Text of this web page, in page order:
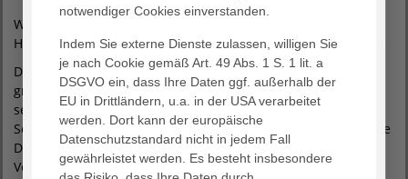
Weitere Informationen über das AGAPLESION KLINIKUM
HAGEN finden Sie im Internet unter: www.klinikum-hagen.de
Das AGAPLESION KLINIKUM HAGEN ist mit 486 Betten das
größte Krankenhaus an einem Standort in Hagen und bietet
seinen Patient:innen mit 13 Fachabteilungen und
Schwerpunkten sowie diversen Kompetenzzentren die größte
Disziplinenvielfalt unter einem Dach. Im Rahmen des
Versorgungsauftrages werden im Klinikum jährlich rund
notwendiger Cookies einverstanden.
Indem Sie externe Dienste zulassen, willigen Sie
je nach Cookie gemäß Art. 49 Abs. 1 S. 1 lit. a
DSGVO ein, dass Ihre Daten ggf. außerhalb der
EU in Drittländern, u.a. in der USA verarbeitet
werden. Dort kann der europäische
Datenschutzstandard nicht in jedem Fall
gewährleistet werden. Es besteht insbesondere